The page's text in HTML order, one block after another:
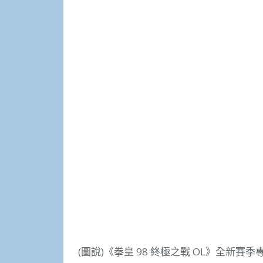
(圖說)《拳皇 98 終極之戰 OL》全新賽季